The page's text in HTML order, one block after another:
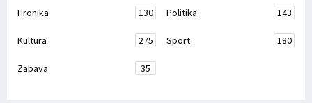
Hronika 130 Politika 143
Kultura 275 Sport 180
Zabava 35